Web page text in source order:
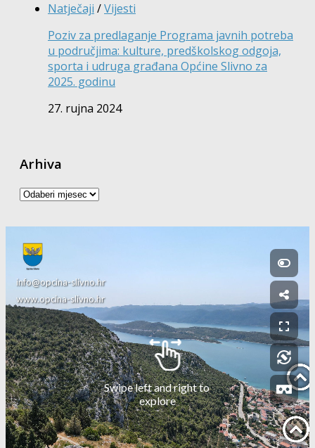
Natječaji /Vijesti
Poziv za predlaganje Programa javnih potreba
u područjima: kulture, predškolskog odgoja,
sporta i udruga građana Općine Slivno za
2025. godinu
27. rujna 2024
Arhiva
Arhiva